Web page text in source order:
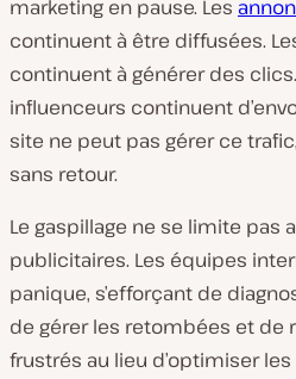
marketing en pause. Les
continuent à être diffusées.
continuent à générer des
influenceurs continuent
site ne peut pas gérer ce
sans retour.
Le gaspillage ne se limite pas
publicitaires. Les équipes
panique, s’efforçant de
de gérer les retombées et de
frustrés au lieu d’optimiser